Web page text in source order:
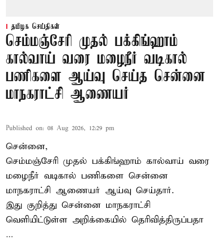
தமிழக செய்திகள்
செம்மஞ்சேரி முதல் பக்கிங்ஹாம்
கால்வாய் வரை மழைநீர் வடிகால்
பணிகளை ஆய்வு செய்த சென்னை
மாநகராட்சி ஆணையர்
Published on: 08 Aug 2026, 12:29 pm
சென்னை,
செம்மஞ்சேரி முதல் பக்கிங்ஹாம் கால்வாய் வரை
மழைநீர் வடிகால் பணிகளை சென்னை
மாநகராட்சி ஆணையர் ஆய்வு செய்தார்.
இது குறித்து சென்னை மாநகராட்சி
வெளியிட்டுள்ள அறிக்கையில் தெரிவித்திருப்பதா
...